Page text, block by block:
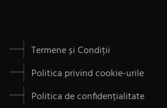
Termene și Condiții
Politica privind cookie-urile
Politica de confidențialitate